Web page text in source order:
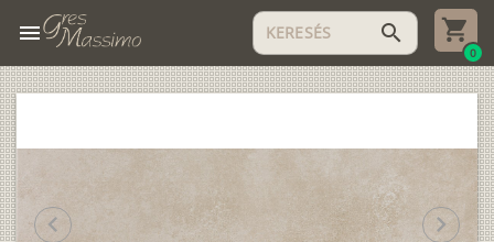
menu search
0
chevron_left chevron_right